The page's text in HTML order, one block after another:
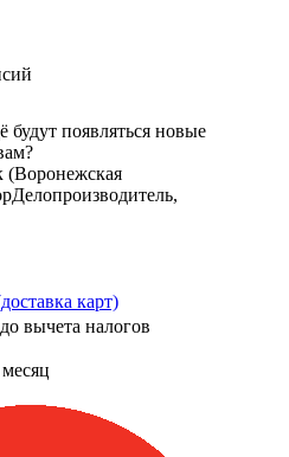
появляться новые
(Воронежская
Делопроизводитель,
карт)
до вычета налогов